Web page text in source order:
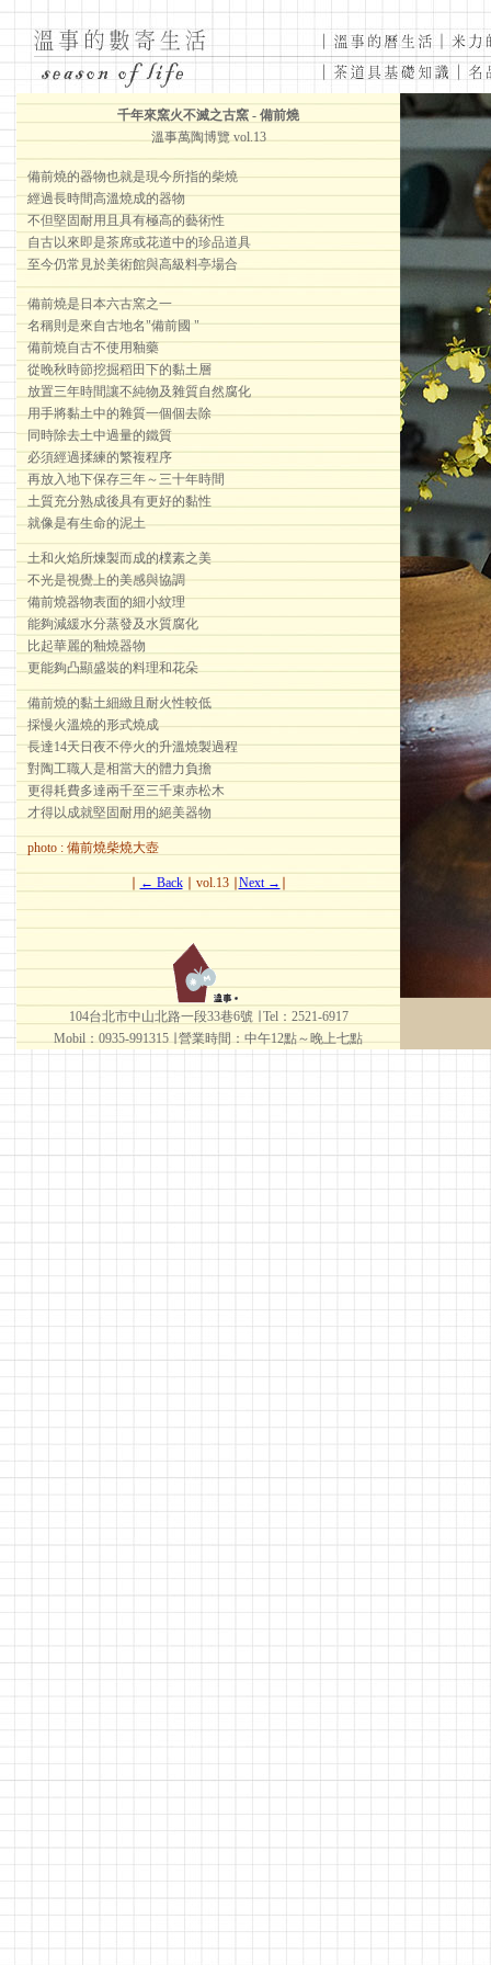
千年來窯火不滅之古窯 - 備前燒
溫事萬陶博覽 vol.13
備前燒的器物也就是現今所指的柴燒
經過長時間高溫燒成的器物
不但堅固耐用且具有極高的藝術性
自古以來即是茶席或花道中的珍品道具
至今仍常見於美術館與高級料亭場合
備前燒是日本六古窯之一
名稱則是來自古地名"備前國 "
備前燒自古不使用釉藥
從晚秋時節挖掘稻田下的黏土層
放置三年時間讓不純物及雜質自然腐化
用手將黏土中的雜質一個個去除
同時除去土中過量的鐵質
必須經過揉練的繁複程序
再放入地下保存三年～三十年時間
土質充分熟成後具有更好的黏性
就像是有生命的泥土
土和火焰所煉製而成的樸素之美
不光是視覺上的美感與協調
備前燒器物表面的細小紋理
能夠減緩水分蒸發及水質腐化
比起華麗的釉燒器物
更能夠凸顯盛裝的料理和花朵
備前燒的黏土細緻且耐火性較低
採慢火溫燒的形式燒成
長達14天日夜不停火的升溫燒製過程
對陶工職人是相當大的體力負擔
更得耗費多達兩千至三千束赤松木
才得以成就堅固耐用的絕美器物
photo : 備前燒柴燒大壺
← Back∣ vol.13 ∣ Next →
104台北市中山北路一段33巷6號 ∣ Tel：2521-6917
Mobil：0935-991315 ∣
營業時間：中午12點～晚上七點